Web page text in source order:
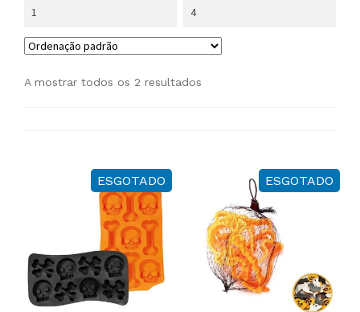
A mostrar todos os 2 resultados
ESGOTADO ESGOTADO